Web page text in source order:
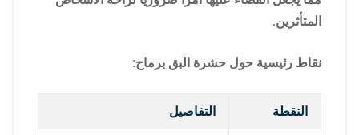
المتأثرين.
نقاط رئيسية حول حشرة البق برماح:
النقطة التفاصيل